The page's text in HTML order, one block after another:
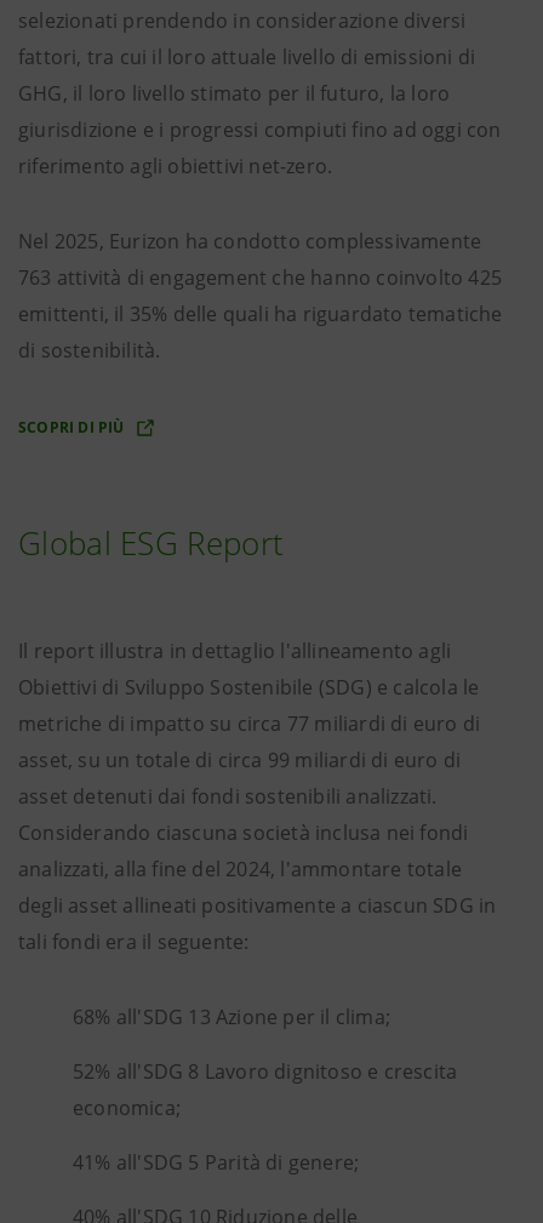
selezionati prendendo in considerazione diversi
fattori, tra cui il loro attuale livello di emissioni di
GHG, il loro livello stimato per il futuro, la loro
giurisdizione e i progressi compiuti fino ad oggi con
riferimento agli obiettivi net-zero.
Nel 2025, Eurizon ha condotto complessivamente
763 attività di engagement che hanno coinvolto 425
emittenti, il 35% delle quali ha riguardato tematiche
di sostenibilità.
SCOPRI DI PIÙ
Global ESG Report
Il report illustra in dettaglio l'allineamento agli
Obiettivi di Sviluppo Sostenibile (SDG) e calcola le
metriche di impatto su circa 77 miliardi di euro di
asset, su un totale di circa 99 miliardi di euro di
asset detenuti dai fondi sostenibili analizzati.
Considerando ciascuna società inclusa nei fondi
analizzati, alla fine del 2024, l'ammontare totale
degli asset allineati positivamente a ciascun SDG in
tali fondi era il seguente:
68% all'SDG 13 Azione per il clima;
52% all'SDG 8 Lavoro dignitoso e crescita
economica;
41% all'SDG 5 Parità di genere;
40% all'SDG 10 Riduzione delle